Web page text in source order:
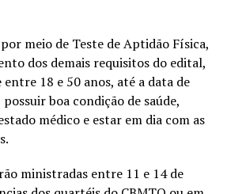
meio de Teste de Aptidão Física,
dos demais requisitos do edital,
18 e 50 anos, até a data de
boa condição de saúde,
médico e estar em dia com as
ministradas entre 11 e 14 de